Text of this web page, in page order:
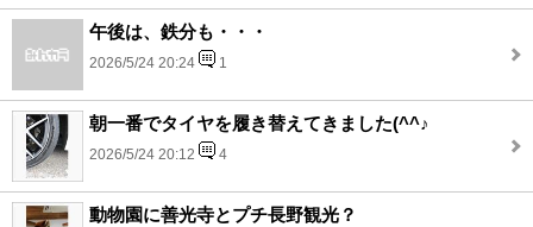
午後は、鉄分も・・・
2026/5/24 20:24 1
朝一番でタイヤを履き替えてきました(^^♪
2026/5/24 20:12 4
動物園に善光寺とプチ長野観光？